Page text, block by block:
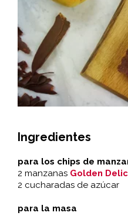
Ingredientes
para los chips de
2 manzanas Golden
2 cucharadas de azúcar
para la masa